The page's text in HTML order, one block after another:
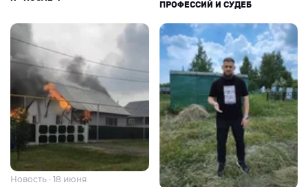
ПРОФЕССИЙ И СУДЕБ
Новость · 18 июня